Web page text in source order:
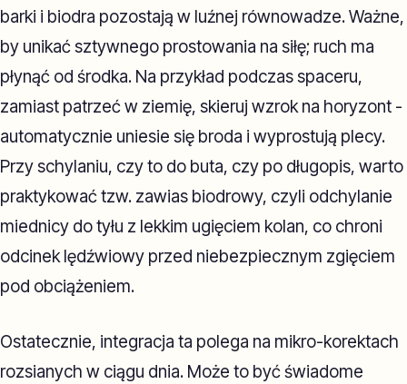
barki i biodra pozostają w luźnej równowadze. Ważne,
by unikać sztywnego prostowania na siłę; ruch ma
płynąć od środka. Na przykład podczas spaceru,
zamiast patrzeć w ziemię, skieruj wzrok na horyzont -
automatycznie uniesie się broda i wyprostują plecy.
Przy schylaniu, czy to do buta, czy po długopis, warto
praktykować tzw. zawias biodrowy, czyli odchylanie
miednicy do tyłu z lekkim ugięciem kolan, co chroni
odcinek lędźwiowy przed niebezpiecznym zgięciem
pod obciążeniem.
Ostatecznie, integracja ta polega na mikro-korektach
rozsianych w ciągu dnia. Może to być świadome